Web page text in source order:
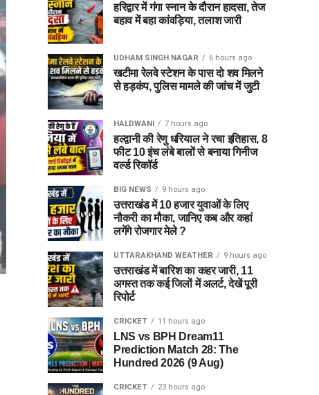
हरिद्वार में गंगा स्नान के दौरान हादसा, तेज
बहाव में बहा कांवड़िया, तलाश जारी
UDHAM SINGH NAGAR 6 hours ago
खटीमा रेलवे स्टेशन के पास दो शव मिलने
से हड़कंप, पुलिस मामले की जांच में जुटी
HALDWANI 7 hours ago
हल्द्वानी की रेणु धरियाल ने रचा इतिहास, 8
फीट 10 इंच लंबे बालों से बनाया गिनीज
वर्ल्ड रिकॉर्ड
BIG NEWS 9 hours ago
उत्तराखंड में 10 हजार युवाओं के लिए
नौकरी का मौका, जानिए कब और कहां
लगेंगे रोजगार मेले ?
UTTARAKHAND WEATHER 9 hours ago
उत्तराखंड में बारिश का कहर जारी, 11
अगस्त तक कई जिलों में अलर्ट, देखें पूरी
रिपोर्ट
CRICKET 11 hours ago
LNS vs BPH Dream11
Prediction Match 28: The
Hundred 2026 (9 Aug)
CRICKET 23 hours ago